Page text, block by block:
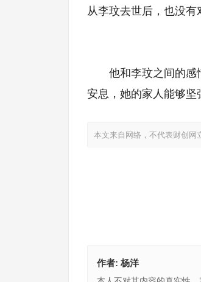
从李玟去世后，也没有
他和李玟之间的感
安息，她的家人能够坚
本文来自网络，不代表财创网
作者: 杨洋